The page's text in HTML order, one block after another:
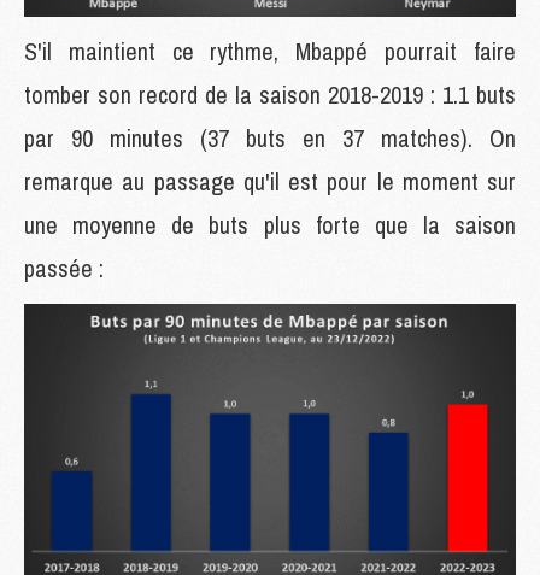
S'il maintient ce rythme, Mbappé pourrait faire
tomber son record de la saison 2018-2019 : 1.1 buts
par 90 minutes (37 buts en 37 matches). On
remarque au passage qu'il est pour le moment sur
une moyenne de buts plus forte que la saison
passée :